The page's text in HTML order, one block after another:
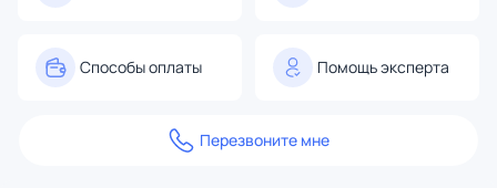
Способы оплаты Помощь эксперта
Перезвоните мне